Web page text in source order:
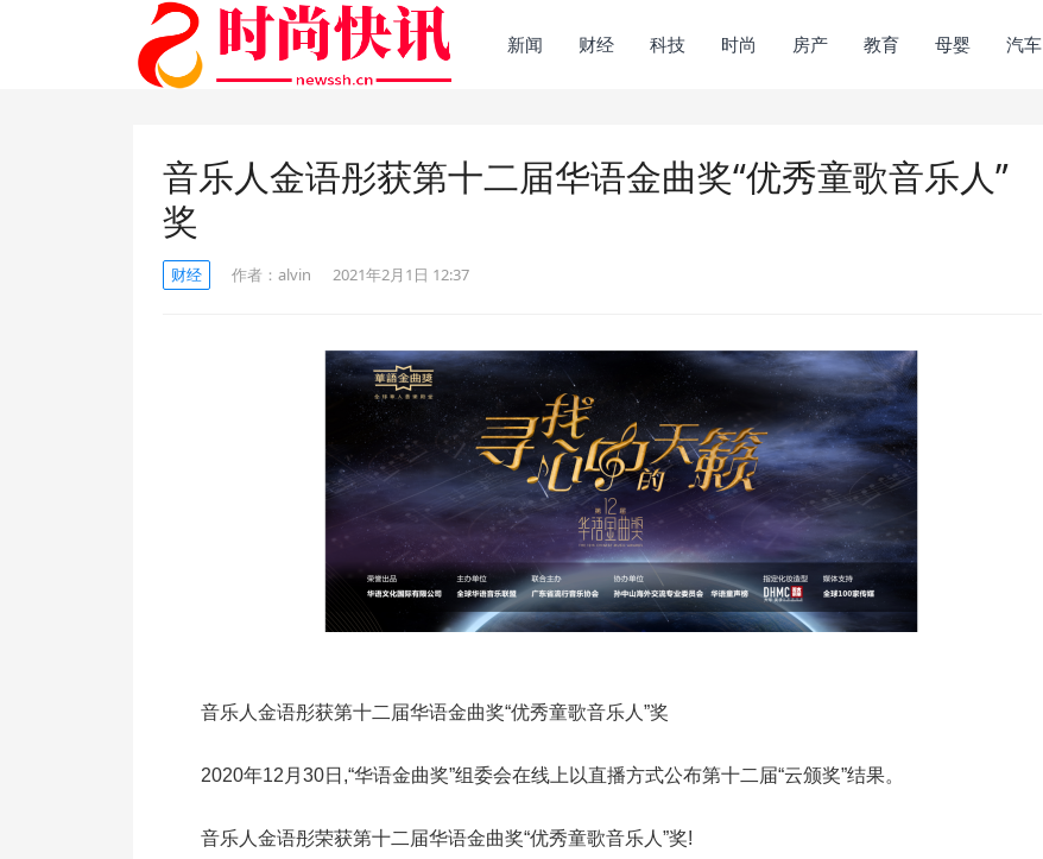
新闻 财经 科技 时尚 房产 教育 母婴 汽车
音乐人金语彤获第十二届华语金曲奖“优秀童歌音乐人”
奖
财经 作者： alvin 2021年2月1日 12:37
音乐人金语彤获第十二届华语金曲奖“优秀童歌音乐人”奖
2020年12月30日,“华语金曲奖”组委会在线上以直播方式公布第十二届“云颁奖”结果。
音乐人金语彤荣获第十二届华语金曲奖“优秀童歌音乐人”奖!